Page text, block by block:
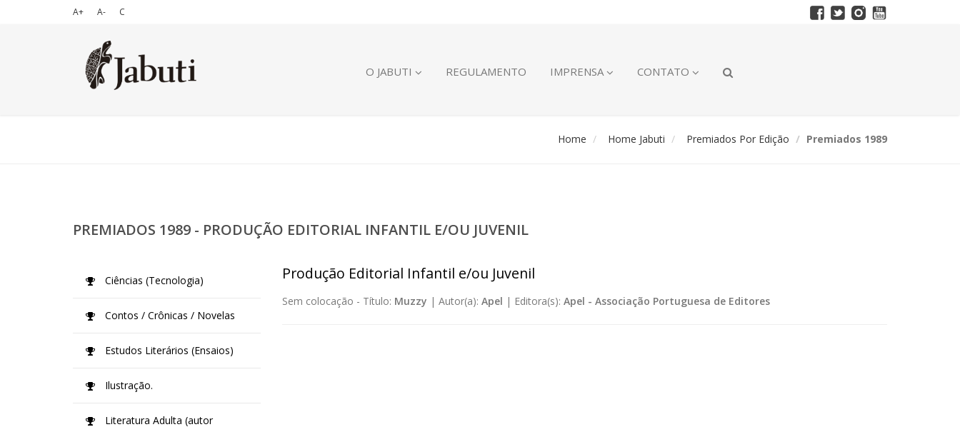
A+ A- C
O JABUTI REGULAMENTO IMPRENSA CONTATO
Home Home Jabuti Premiados Por Edição Premiados 1989
PREMIADOS 1989 - PRODUÇÃO EDITORIAL INFANTIL E/OU JUVENIL
Produção Editorial Infantil e/ou Juvenil
Sem colocação - Título: Muzzy | Autor(a): Apel | Editora(s): Apel - Associação Portuguesa de Editores
Ciências (Tecnologia)
Contos / Crônicas / Novelas
Estudos Literários (Ensaios)
Ilustração.
Literatura Adulta (autor